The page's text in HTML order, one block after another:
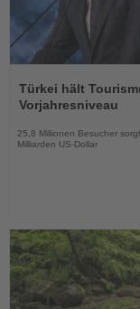
Sie
die
Nachrichten
Türkei hält
Vorjahresniveau
25,8 Millionen Besucher
Milliarden US-Dollar